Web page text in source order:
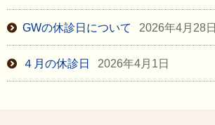
GWの休診日について 2026年4月28日
４月の休診日 2026年4月1日